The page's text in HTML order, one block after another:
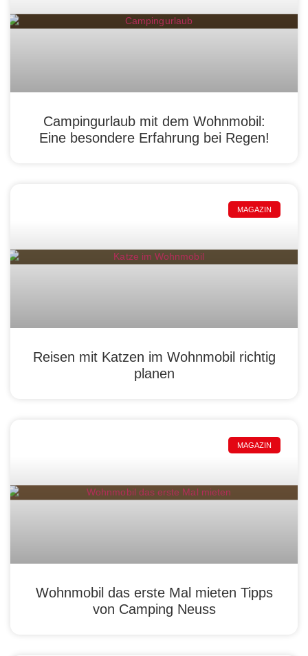
Campingurlaub mit dem Wohnmobil:
Eine besondere Erfahrung bei Regen!
MAGAZIN
Reisen mit Katzen im Wohnmobil richtig
planen
MAGAZIN
Wohnmobil das erste Mal mieten Tipps
von Camping Neuss